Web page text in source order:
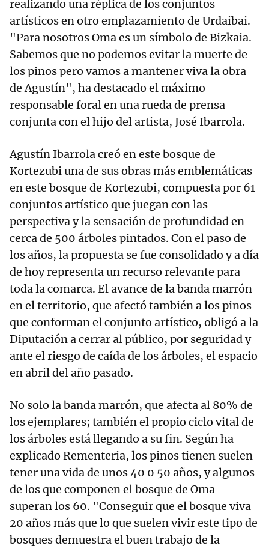
realizando una réplica de los conjuntos
artísticos en otro emplazamiento de Urdaibai.
"Para nosotros Oma es un símbolo de Bizkaia.
Sabemos que no podemos evitar la muerte de
los pinos pero vamos a mantener viva la obra
de Agustín", ha destacado el máximo
responsable foral en una rueda de prensa
conjunta con el hijo del artista, José Ibarrola.
Agustín Ibarrola creó en este bosque de
Kortezubi una de sus obras más emblemáticas
en este bosque de Kortezubi, compuesta por 61
conjuntos artístico que juegan con las
perspectiva y la sensación de profundidad en
cerca de 500 árboles pintados. Con el paso de
los años, la propuesta se fue consolidado y a día
de hoy representa un recurso relevante para
toda la comarca. El avance de la banda marrón
en el territorio, que afectó también a los pinos
que conforman el conjunto artístico, obligó a la
Diputación a cerrar al público, por seguridad y
ante el riesgo de caída de los árboles, el espacio
en abril del año pasado.
No solo la banda marrón, que afecta al 80% de
los ejemplares; también el propio ciclo vital de
los árboles está llegando a su fin. Según ha
explicado Rementeria, los pinos tienen suelen
tener una vida de unos 40 0 50 años, y algunos
de los que componen el bosque de Oma
superan los 60. "Conseguir que el bosque viva
20 años más que lo que suelen vivir este tipo de
bosques demuestra el buen trabajo de la